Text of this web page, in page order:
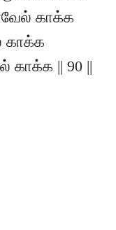
காக்க
காக்க
காக்க || 90 ||